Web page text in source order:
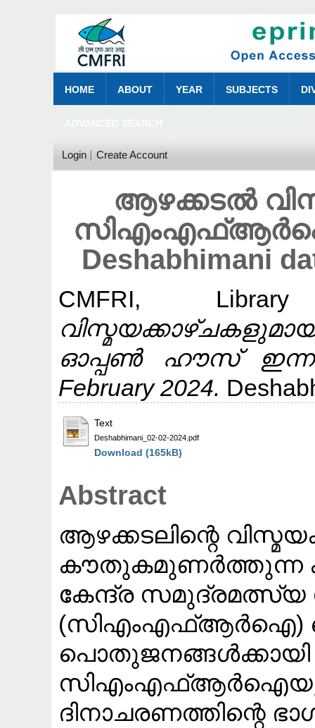
HOME ABOUT YEAR SUBJECTS
Login Create Account
ആഴക്കടൽ
Deshabhimani
CMFRI, Library
ഓപ്പൺ ഹൗസ് ഇന്ന്
February 2024.
Text
Deshabhimani_02-02-2024.pdf
Download (165kB)
Abstract
ആഴക്കടലിന്റെ
കൗതുകമുണർത്തുന്ന
കേന്ദ്ര
(സിഎംഎഫ്ആർഐ)
പൊതുജനങ്ങൾക്കായി
ദിനാചരണത്തിന്റെ